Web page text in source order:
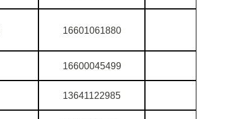
16601061880
16600045499
13641122985